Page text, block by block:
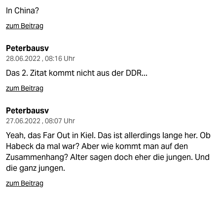
In China?
zum Beitrag
Peterbausv
28.06.2022 , 08:16 Uhr
Das 2. Zitat kommt nicht aus der DDR...
zum Beitrag
Peterbausv
27.06.2022 , 08:07 Uhr
Yeah, das Far Out in Kiel. Das ist allerdings lange her. Ob
Habeck da mal war? Aber wie kommt man auf den
Zusammenhang? Alter sagen doch eher die jungen. Und
die ganz jungen.
zum Beitrag